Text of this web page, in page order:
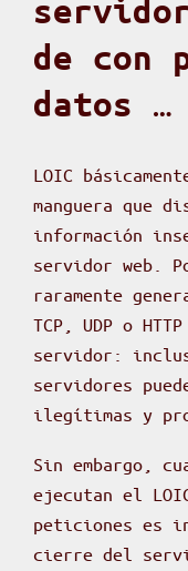
de con
datos …
LOIC
manguera que
información
servidor web.
raramente
TCP, UDP o
servidor:
servidores
ilegítimas y
Sin embargo,
ejecutan el
peticiones es
cierre del